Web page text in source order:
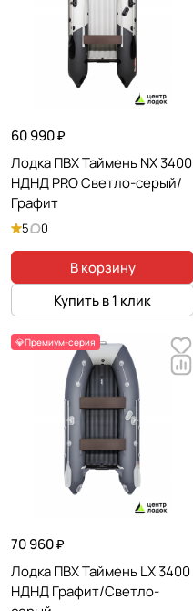
60 990 ₽
Лодка ПВХ Таймень NX 3400
НДНД PRO Светло-серый/
Графит
5 0
В корзину
Купить в 1 клик
💎Премиум-серия
70 960 ₽
Лодка ПВХ Таймень LX 3400
НДНД Графит/Светло-